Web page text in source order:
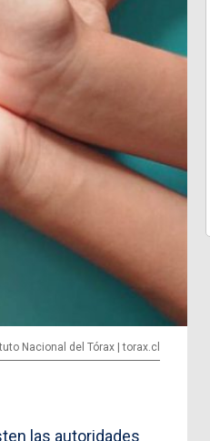
Nacional del Tórax | torax.cl
las autoridades